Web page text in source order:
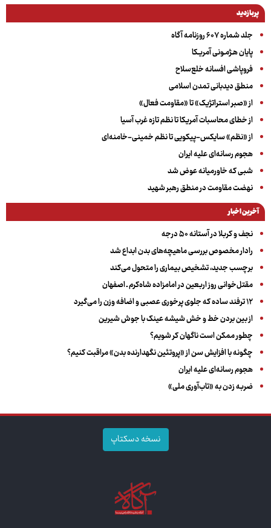
پربازدید
جلد شماره ۶۰۷ روزنامه آگاه
پایان هـژمـونی آمریـکا
فروپاشی افسانه خلع‌سلاح
منطق دیدبانی تمدن اسلامی
از «صبر استراتژیک» تا «مقاومت فعال»
از خطای محاسبات آمریکا تا نظم تازه غرب آسیا
از «نظم» سایکس-پیکویی تا نظم خمینی-خامنه‌ای
هجوم رسانه‌ای علیه ایران
شبی که خاورمیانه عوض شد
نهضت مقاومت در منطق رهبر شهید
آخرین اخبار
نجف و کربلا در آستانه ۵۰ درجه
رادار مخصوص بررسی ماهیچه‌های بدن ابداع شد
برچسب جدید، تشخیص بیماری را متحول می‌کند
مقتل‌خوانی روز اربعین در امامزاده شاه‌کرم ـ اصفهان
۱۲ ترفند ساده که جلوی پرخوری عصبی و اضافه ‌وزن را می‌گیرد
از بین بردن خط و خش شیشه عینک با جوش شیرین
چطور ممکن است ناگهان کر شویم؟
چگونه با افزایش سن از «پروتئین نگهدارنده بدن» مراقبت کنیم؟
هجوم رسانه‌ای علیه ایران
ضربه زدن به «تاب‌آوری ملی»
نسخه دسکتاپ